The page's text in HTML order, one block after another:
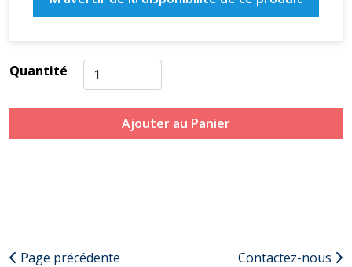
Quantité
Ajouter au Panier
Page précédente Contactez-nous